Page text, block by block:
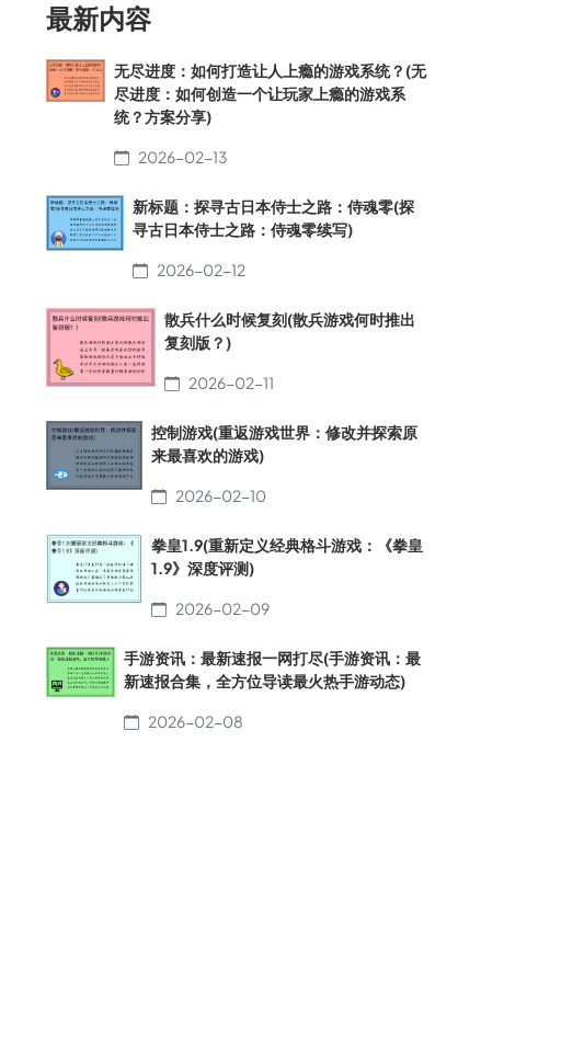
最新内容
无尽进度：如何打造让人上瘾的游戏系统？(无
尽进度：如何创造一个让玩家上瘾的游戏系
统？方案分享)
2026-02-13
新标题：探寻古日本侍士之路：侍魂零(探
寻古日本侍士之路：侍魂零续写)
2026-02-12
散兵什么时候复刻(散兵游戏何时推出
复刻版？)
2026-02-11
控制游戏(重返游戏世界：修改并探索原
来最喜欢的游戏)
2026-02-10
拳皇1.9(重新定义经典格斗游戏：《拳皇
1.9》深度评测)
2026-02-09
手游资讯：最新速报一网打尽(手游资讯：最
新速报合集，全方位导读最火热手游动态)
2026-02-08